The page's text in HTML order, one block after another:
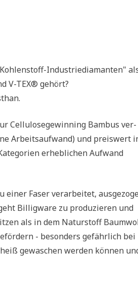
Indu­strie­dia­man­ten"
V-TEX® gehört?
Cel­lu­lo­se­ge­win­ning Bam­bus ver­
Arbeits­auf­wand) und preis­wert
erheb­li­chen Auf­wand
Faser ver­ar­bei­tet,
Bil­lig­wa­re zu pro­du­zie­ren und
als in dem Natur­stoff
- beson­ders gefähr­lich bei
gewa­schen wer­den kön­nen